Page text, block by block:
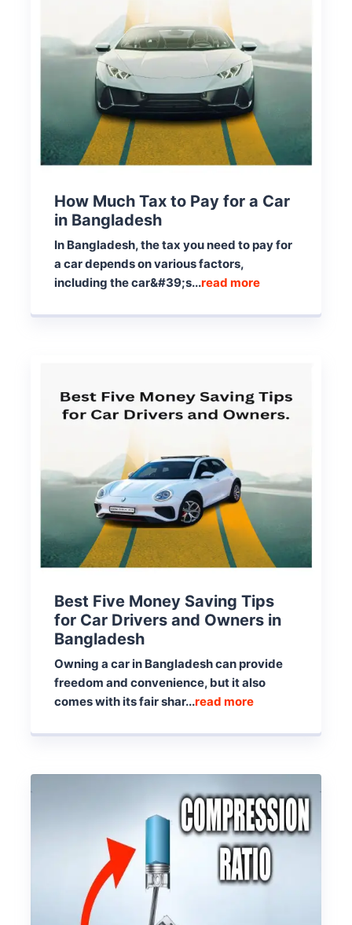
How Much Tax to Pay for a Car
in Bangladesh
In Bangladesh, the tax you need to pay for
a car depends on various factors,
including the car&#39;s...read more
Best Five Money Saving Tips
for Car Drivers and Owners in
Bangladesh
Owning a car in Bangladesh can provide
freedom and convenience, but it also
comes with its fair shar...read more